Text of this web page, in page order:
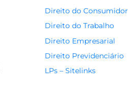
Direito do Consumidor
Direito do Trabalho
Direito Empresarial
Direito Previdenciário
LPs – Sitelinks